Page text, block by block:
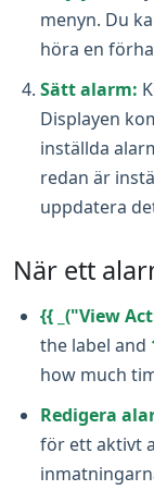
menyn. Du
höra en
Sätt alarm:
Displayen
inställda
redan är
uppdatera
När ett
{{ _("View
the label and
how much
Redigera
för ett aktivt